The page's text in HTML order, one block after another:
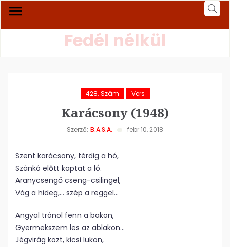
Fedél nélkül
428. Szám Vers
Karácsony (1948)
Szerző: B.A.S.A. febr 10, 2018
Szent karácsony, térdig a hó,
Szánkó előtt kaptat a ló.
Aranycsengő cseng-csilingel,
Vág a hideg,… szép a reggel…
Angyal trónol fenn a bakon,
Gyermekszem les az ablakon…
Jégvirág közt, kicsi lukon,